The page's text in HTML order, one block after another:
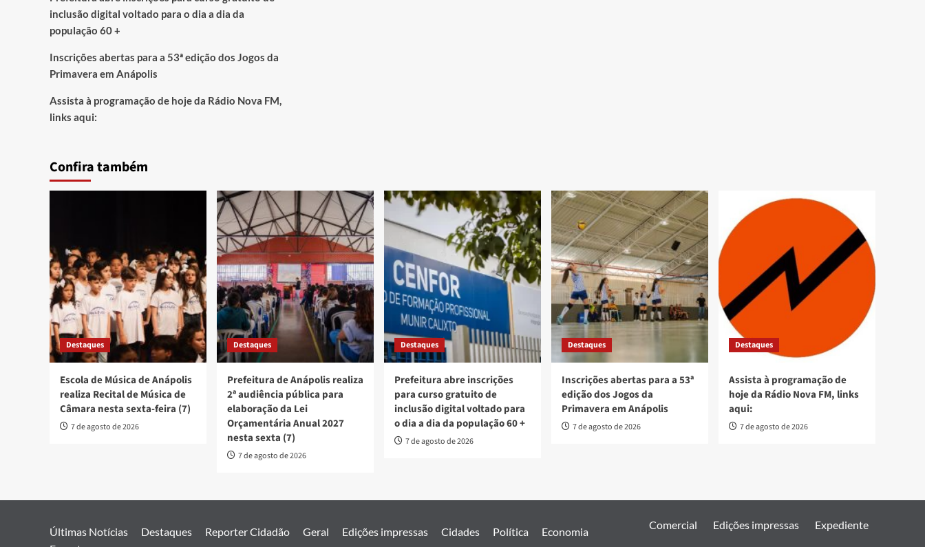
inclusão digital voltado para o dia a dia da
população 60 +
Inscrições abertas para a 53ª edição dos Jogos da
Primavera em Anápolis
Assista à programação de hoje da Rádio Nova FM,
links aqui:
Confira também
Destaques
Escola de Música de Anápolis
realiza Recital de Música de
Câmara nesta sexta-feira (7)
7 de agosto de 2026
Destaques
Prefeitura de Anápolis realiza
2ª audiência pública para
elaboração da Lei
Orçamentária Anual 2027
nesta sexta (7)
7 de agosto de 2026
Destaques
Prefeitura abre inscrições
para curso gratuito de
inclusão digital voltado para
o dia a dia da população 60 +
7 de agosto de 2026
Destaques
Inscrições abertas para a 53ª
edição dos Jogos da
Primavera em Anápolis
7 de agosto de 2026
Destaques
Assista à programação de
hoje da Rádio Nova FM, links
aqui:
7 de agosto de 2026
Últimas Notícias Destaques Reporter Cidadão Geral Edições impressas Cidades Política
Economia
Comercial Edições impressas Expediente